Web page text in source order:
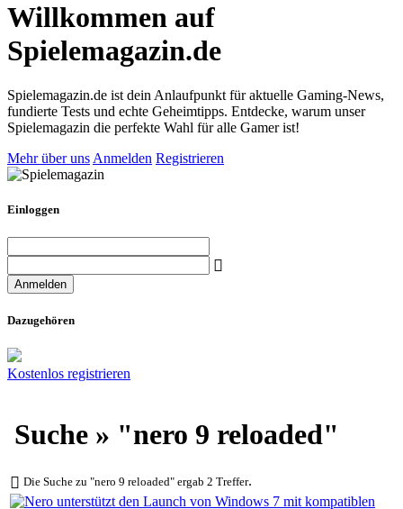
Willkommen auf
Spielemagazin.de
Spielemagazin.de ist dein Anlaufpunkt für aktuelle Gaming-News,
fundierte Tests und echte Geheimtipps. Entdecke, warum unser
Spielemagazin die perfekte Wahl für alle Gamer ist!
Mehr über uns Anmelden Registrieren
Einloggen
Dazugehören
Kostenlos registrieren
Suche » "nero 9 reloaded"
Die Suche zu "nero 9 reloaded" ergab 2 Treffer.